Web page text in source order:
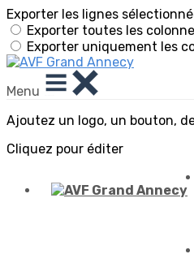
Exporter les lignes
Exporter toutes les
Exporter uniquement les
Menu
Ajoutez un logo, un bouton,
Cliquez pour éditer